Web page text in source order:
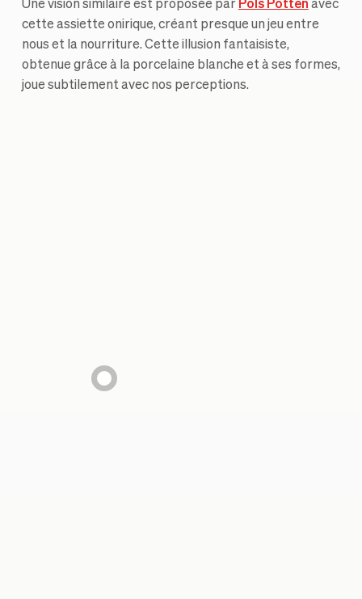
Une vision similaire est proposée par Pols Potten avec
cette assiette onirique, créant presque un jeu entre
nous et la nourriture. Cette illusion fantaisiste,
obtenue grâce à la porcelaine blanche et à ses formes,
joue subtilement avec nos perceptions.